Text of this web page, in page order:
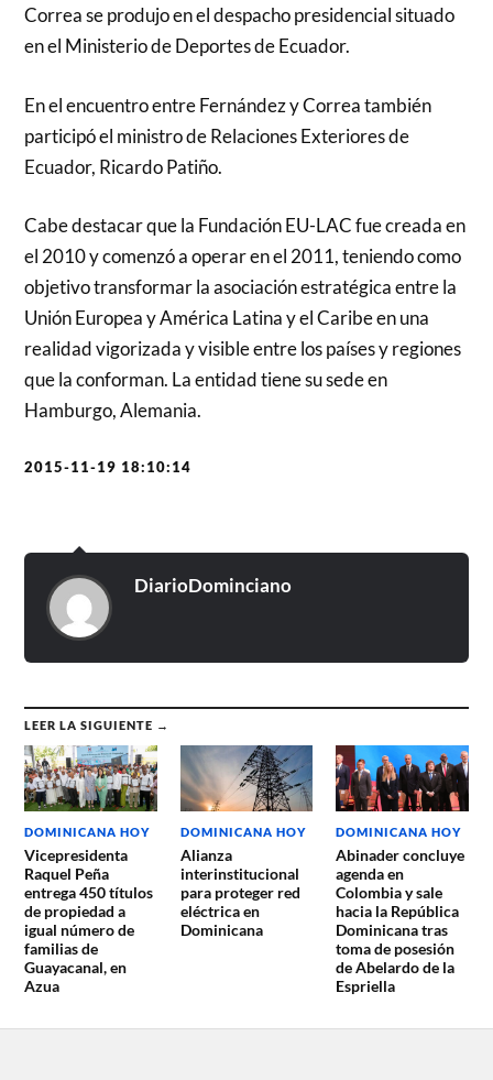
Correa se produjo en el despacho presidencial situado
en el Ministerio de Deportes de Ecuador.
En el encuentro entre Fernández y Correa también
participó el ministro de Relaciones Exteriores de
Ecuador, Ricardo Patiño.
Cabe destacar que la Fundación EU-LAC fue creada en
el 2010 y comenzó a operar en el 2011, teniendo como
objetivo transformar la asociación estratégica entre la
Unión Europea y América Latina y el Caribe en una
realidad vigorizada y visible entre los países y regiones
que la conforman. La entidad tiene su sede en
Hamburgo, Alemania.
2015-11-19 18:10:14
DiarioDominciano
LEER LA SIGUIENTE →
DOMINICANA HOY
Vicepresidenta
Raquel Peña
entrega 450 títulos
de propiedad a
igual número de
familias de
Guayacanal, en
Azua
DOMINICANA HOY
Alianza
interinstitucional
para proteger red
eléctrica en
Dominicana
DOMINICANA HOY
Abinader concluye
agenda en
Colombia y sale
hacia la República
Dominicana tras
toma de posesión
de Abelardo de la
Espriella